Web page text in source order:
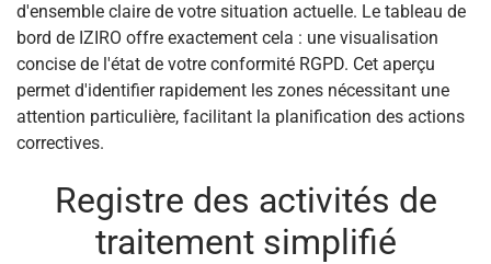
d'ensemble claire de votre situation actuelle. Le tableau de
bord de IZIRO offre exactement cela : une visualisation
concise de l'état de votre conformité RGPD. Cet aperçu
permet d'identifier rapidement les zones nécessitant une
attention particulière, facilitant la planification des actions
correctives.
Registre des activités de
traitement simplifié